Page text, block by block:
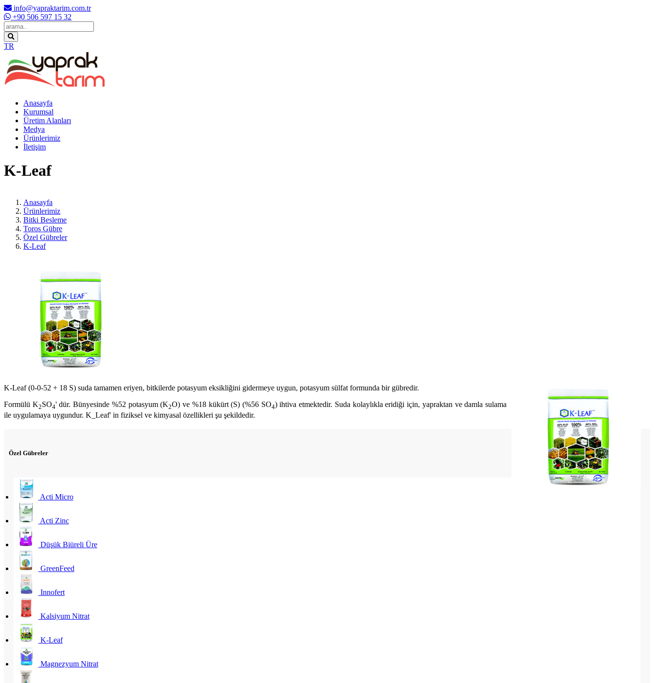
info@yapraktarim.com.tr
+90 506 597 15 32
TR
Anasayfa
Kurumsal
Üretim Alanları
Medya
Ürünlerimiz
İletişim
K-Leaf
Anasayfa
Ürünlerimiz
Bitki Besleme
Toros Gübre
Özel Gübreler
K-Leaf
K-Leaf (0-0-52 + 18 S) suda tamamen eriyen, bitkilerde potasyum eksikliğini gidermeye uygun, potasyum sülfat formunda bir gübredir.
Formülü K2SO4' dür. Bünyesinde %52 potasyum (K2O) ve %18 kükürt (S) (%56 SO4) ihtiva etmektedir. Suda kolaylıkla eridiği için, yapraktan ve damla sulama
ile uygulamaya uygundur. K_Leaf' in fiziksel ve kimyasal özellikleri şu şekildedir.
Özel Gübreler
Acti Micro
Acti Zinc
Düşük Biüreli Üre
GreenFeed
Innofert
Kalsiyum Nitrat
K-Leaf
Magnezyum Nitrat